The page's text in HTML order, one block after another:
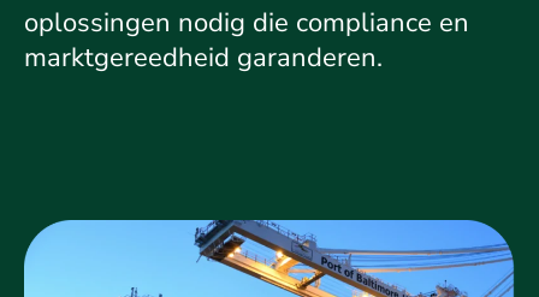
oplossingen nodig die compliance en
marktgereedheid garanderen.